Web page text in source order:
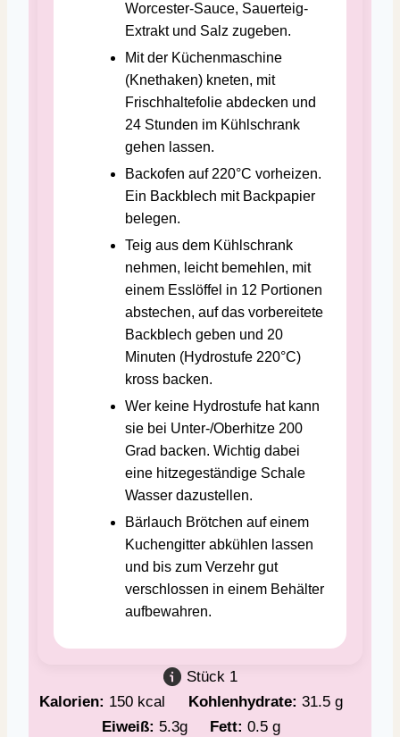
Worcester-Sauce, Sauerteig-
Extrakt und Salz zugeben.
Mit der Küchenmaschine
(Knethaken) kneten, mit
Frischhaltefolie abdecken und
24 Stunden im Kühlschrank
gehen lassen.
Backofen auf 220°C vorheizen.
Ein Backblech mit Backpapier
belegen.
Teig aus dem Kühlschrank
nehmen, leicht bemehlen, mit
einem Esslöffel in 12 Portionen
abstechen, auf das vorbereitete
Backblech geben und 20
Minuten (Hydrostufe 220°C)
kross backen.
Wer keine Hydrostufe hat kann
sie bei Unter-/Oberhitze 200
Grad backen. Wichtig dabei
eine hitzegeständige Schale
Wasser dazustellen.
Bärlauch Brötchen auf einem
Kuchengitter abkühlen lassen
und bis zum Verzehr gut
verschlossen in einem Behälter
aufbewahren.
Stück 1
Kalorien: 150 kcal Kohlenhydrate: 31.5 g
Eiweiß: 5.3g Fett: 0.5 g